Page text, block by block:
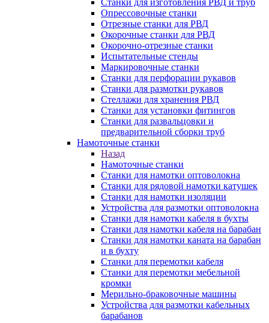
Станки для изготовления РВД и труб
Опрессовочные станки
Отрезные станки для РВД
Окорочные станки для РВД
Окорочно-отрезные станки
Испытательные стенды
Маркировочные станки
Станки для перфорации рукавов
Станки для размотки рукавов
Стеллажи для хранения РВД
Станки для установки фитингов
Станки для развальцовки и
предварительной сборки труб
Намоточные станки
Назад
Намоточные станки
Станки для намотки оптоволокна
Станки для рядовой намотки катушек
Станки для намотки изоляции
Устройства для размотки оптоволокна
Станки для намотки кабеля в бухты
Станки для намотки кабеля на барабан
Станки для намотки каната на барабан
и в бухту
Станки для перемотки кабеля
Станки для перемотки мебельной
кромки
Мерильно-браковочные машины
Устройства для размотки кабельных
барабанов